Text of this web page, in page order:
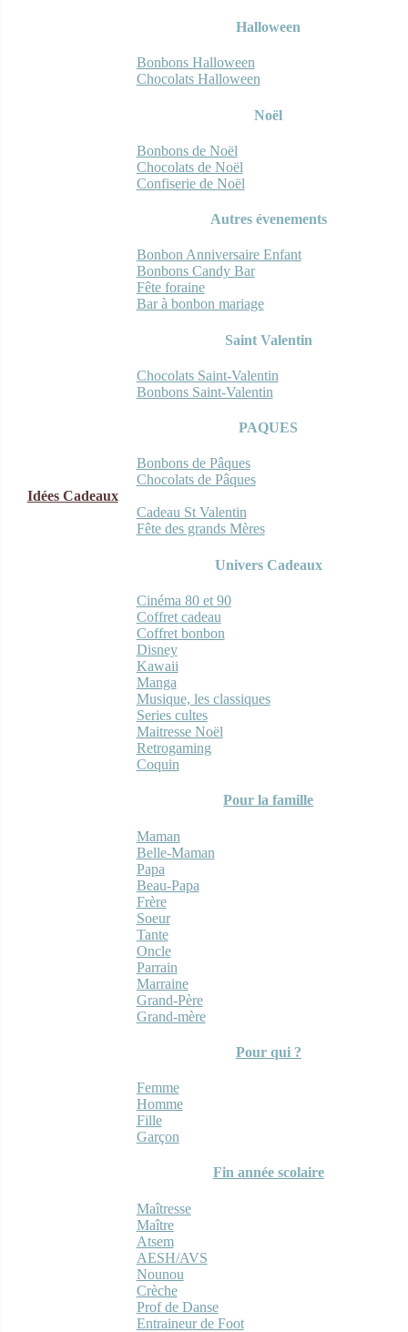
Halloween
Bonbons Halloween
Chocolats Halloween
Noël
Bonbons de Noël
Chocolats de Noël
Confiserie de Noël
Autres évenements
Bonbon Anniversaire Enfant
Bonbons Candy Bar
Fête foraine
Bar à bonbon mariage
Saint Valentin
Chocolats Saint-Valentin
Bonbons Saint-Valentin
PAQUES
Bonbons de Pâques
Chocolats de Pâques
Idées Cadeaux
Cadeau St Valentin
Fête des grands Mères
Univers Cadeaux
Cinéma 80 et 90
Coffret cadeau
Coffret bonbon
Disney
Kawaii
Manga
Musique, les classiques
Series cultes
Maitresse Noël
Retrogaming
Coquin
Pour la famille
Maman
Belle-Maman
Papa
Beau-Papa
Frère
Soeur
Tante
Oncle
Parrain
Marraine
Grand-Père
Grand-mère
Pour qui ?
Femme
Homme
Fille
Garçon
Fin année scolaire
Maîtresse
Maître
Atsem
AESH/AVS
Nounou
Crèche
Prof de Danse
Entraineur de Foot